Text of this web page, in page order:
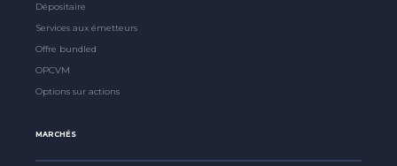
Dépositaire
Services aux émetteurs
Offre bundled
OPCVM
Options sur actions
MARCHÉS